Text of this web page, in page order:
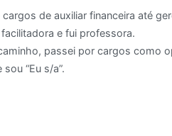
cargos de auxiliar financeira até
facilitadora e fui professora.
passei por cargos como
sou “Eu s/a”.